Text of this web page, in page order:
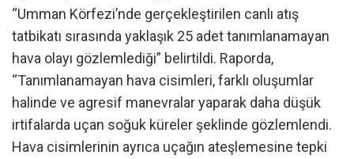
“Umman Körfezi’nde gerçekleştirilen canlı atış
tatbikatı sırasında yaklaşık 25 adet tanımlanamayan
hava olayı gözlemlediği” belirtildi. Raporda,
“Tanımlanamayan hava cisimleri, farklı oluşumlar
halinde ve agresif manevralar yaparak daha düşük
irtifalarda uçan soğuk küreler şeklinde gözlemlendi.
Hava cisimlerinin ayrıca uçağın ateşlemesine tepki